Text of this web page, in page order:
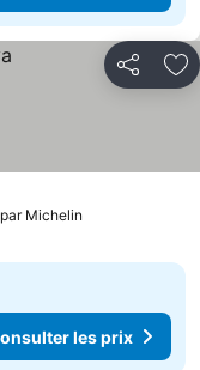
Partager
Michelin
les prix